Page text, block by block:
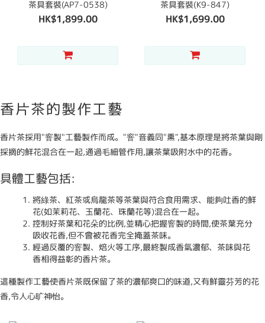
茶具套裝(AP7-0538)
HK$1,899.00
茶具套裝(K9-847)
HK$1,699.00
香片茶的製作工藝
香片茶採用"窨製"工藝製作而成。"窨"音義同"熏",基本原理是將茶葉與剛
採摘的鮮花混合在一起,通過毛細管作用,讓茶葉吸附水中的花香。
具體工藝包括:
將綠茶、紅茶或烏龍茶等茶葉與符合食用需求、能夠吐香的鮮
花(如茉莉花、玉蘭花、珠蘭花等)混合在一起。
控制好茶葉和花朵的比例,並精心把握窨製的時間,使茶葉充分
吸收花香,但不會被花香完全掩蓋茶味。
經過反覆的窨製、焙火等工序,最終製成香氣濃郁、茶味與花
香相得益彰的香片茶。
這種製作工藝使香片茶既保留了茶的濃郁爽口的味道,又有鮮靈芬芳的花
香,令人心旷神怡。